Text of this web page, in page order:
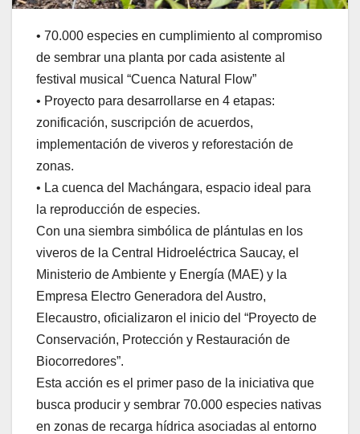
• 70.000 especies en cumplimiento al compromiso
de sembrar una planta por cada asistente al
festival musical “Cuenca Natural Flow”
• Proyecto para desarrollarse en 4 etapas:
zonificación, suscripción de acuerdos,
implementación de viveros y reforestación de
zonas.
• La cuenca del Machángara, espacio ideal para
la reproducción de especies.
Con una siembra simbólica de plántulas en los
viveros de la Central Hidroeléctrica Saucay, el
Ministerio de Ambiente y Energía (MAE) y la
Empresa Electro Generadora del Austro,
Elecaustro, oficializaron el inicio del “Proyecto de
Conservación, Protección y Restauración de
Biocorredores”.
Esta acción es el primer paso de la iniciativa que
busca producir y sembrar 70.000 especies nativas
en zonas de recarga hídrica asociadas al entorno